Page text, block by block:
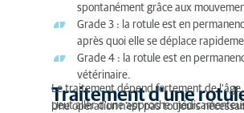
spontanément grâce aux
Grade 3 : la rotule est en
après quoi elle se déplace
Grade 4 : la rotule est en
vétérinaire.
Traitement d'une
Le traitement dépend fortement de
peut aller d'une approche
Une opération n'est pas toujours